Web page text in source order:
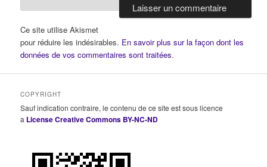
Ce site utilise Akismet
pour réduire les indésirables. En savoir plus sur la façon dont les
données de vos commentaires sont traitées.
COPYRIGHT
Sauf indication contraire, le contenu de ce site est sous licence
a License Creative Commons BY-NC-ND